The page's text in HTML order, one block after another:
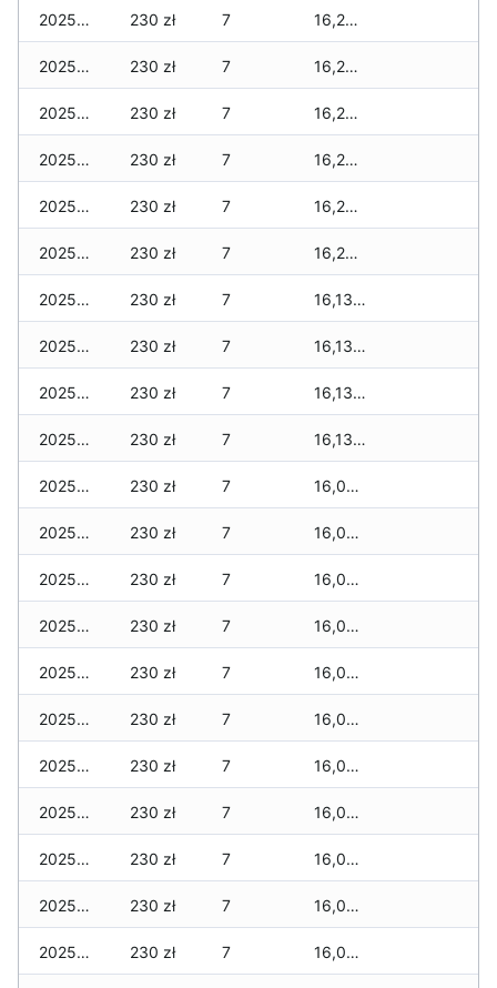
2025-12-29 230 zł 7 16,230 zł
2025-12-28 230 zł 7 16,230 zł
2025-12-27 230 zł 7 16,230 zł
2025-12-26 230 zł 7 16,230 zł
2025-12-25 230 zł 7 16,230 zł
2025-12-24 230 zł 7 16,230 zł
2025-12-23 230 zł 7 16,130 zł
2025-12-22 230 zł 7 16,130 zł
2025-12-21 230 zł 7 16,130 zł
2025-12-20 230 zł 7 16,130 zł
2025-12-19 230 zł 7 16,080 zł
2025-12-18 230 zł 7 16,080 zł
2025-12-17 230 zł 7 16,080 zł
2025-12-16 230 zł 7 16,070 zł
2025-12-15 230 zł 7 16,010 zł
2025-12-14 230 zł 7 16,010 zł
2025-12-13 230 zł 7 16,010 zł
2025-12-12 230 zł 7 16,010 zł
2025-12-11 230 zł 7 16,010 zł
2025-12-10 230 zł 7 16,010 zł
2025-12-09 230 zł 7 16,010 zł